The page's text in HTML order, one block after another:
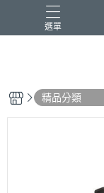
選單
精品分類